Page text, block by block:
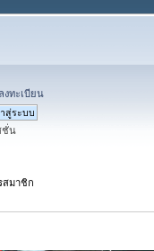
ลงทะเบียน
ชั่น
สมาชิก